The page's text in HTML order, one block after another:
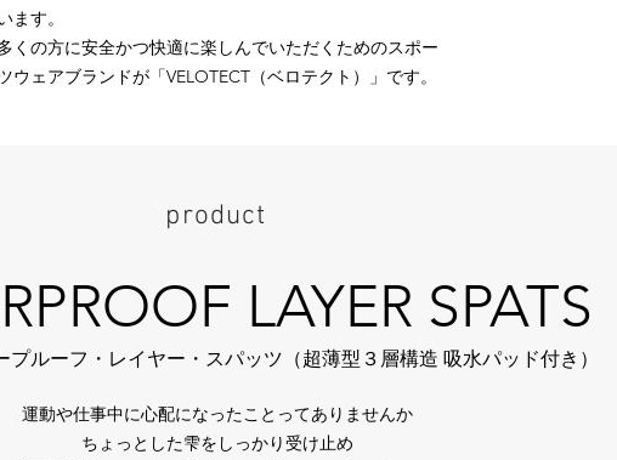
ます。
くの方に安全かつ快適に楽しんでいただくためのスポー
ウェアブランドが「VELOTECT（ベロテクト）」です。
product
LAYER SPATS
ルーフ・レイヤー・スパッツ（超薄型３層構造 吸水パッド付き）
運動や仕事中に心配になったことってありませんか
ちょっとした雫をしっかり受け止め